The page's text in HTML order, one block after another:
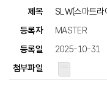
SLW(스마트
MASTER
2025-10-31